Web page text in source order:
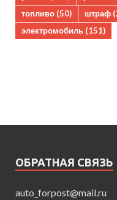
топливо (50) штраф
электромобиль (151)
ОБРАТНАЯ СВЯЗЬ
auto_forpost@mail.ru